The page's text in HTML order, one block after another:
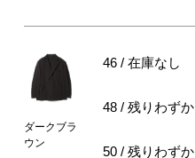
ダークブラ
ウン
46 / 在庫なし
48 / 残りわずか
50 / 残りわずか